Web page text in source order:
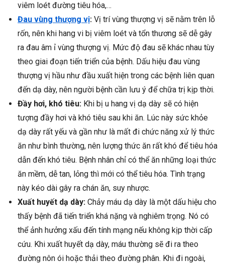
viêm loét đường tiêu hóa,…
Đau vùng thượng vị: Vị trí vùng thượng vị sẽ nằm trên lỗ
rốn, nên khi hang vi bị viêm loét và tổn thương sẽ dễ gây
ra đau âm ỉ vùng thượng vị. Mức độ đau sẽ khác nhau tùy
theo giai đoạn tiến triển của bệnh. Dấu hiệu đau vùng
thượng vị hầu như đầu xuất hiện trong các bệnh liên quan
đến dạ dày, nên người bệnh cần lưu ý để chữa trị kịp thời.
Đầy hơi, khó tiêu: Khi bị u hang vị dạ dày sẽ có hiện
tượng đầy hơi và khó tiêu sau khi ăn. Lúc này sức khỏe
dạ dày rất yếu và gần như là mất đi chức năng xử lý thức
ăn như bình thường, nên lượng thức ăn rất khó để tiêu hóa
dẫn đến khó tiêu. Bệnh nhân chỉ có thể ăn những loại thức
ăn mềm, dễ tan, lỏng thì mới có thể tiêu hóa. Tình trạng
này kéo dài gây ra chán ăn, suy nhược.
Xuất huyết dạ dày: Chảy máu dạ dày là một dấu hiệu cho
thấy bệnh đã tiến triển khá nặng và nghiêm trọng. Nó có
thể ảnh hưởng xấu đến tính mạng nếu không kịp thời cấp
cứu. Khi xuất huyết dạ dày, máu thường sẽ đi ra theo
đường nôn ói hoặc thải theo đường phân. Khi đi ngoài,